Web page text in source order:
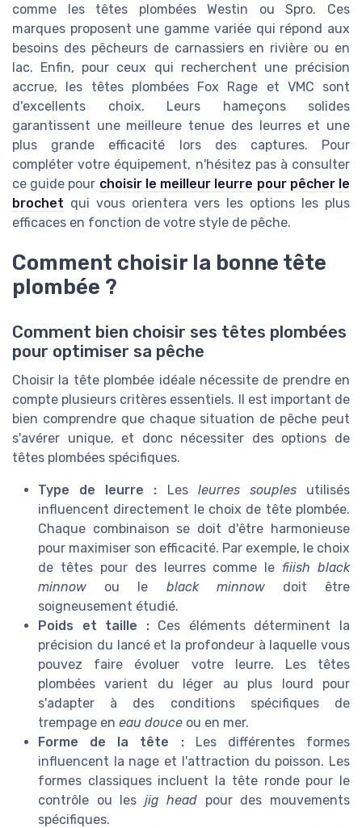
comme les têtes plombées Westin ou Spro. Ces
marques proposent une gamme variée qui répond aux
besoins des pêcheurs de carnassiers en rivière ou en
lac. Enfin, pour ceux qui recherchent une précision
accrue, les têtes plombées Fox Rage et VMC sont
d'excellents choix. Leurs hameçons solides
garantissent une meilleure tenue des leurres et une
plus grande efficacité lors des captures. Pour
compléter votre équipement, n'hésitez pas à consulter
ce guide pour choisir le meilleur leurre pour pêcher le
brochet qui vous orientera vers les options les plus
efficaces en fonction de votre style de pêche.
Comment choisir la bonne tête
plombée ?
Comment bien choisir ses têtes plombées
pour optimiser sa pêche
Choisir la tête plombée idéale nécessite de prendre en
compte plusieurs critères essentiels. Il est important de
bien comprendre que chaque situation de pêche peut
s'avérer unique, et donc nécessiter des options de
têtes plombées spécifiques.
Type de leurre : Les leurres souplesutilisés
influencent directement le choix de tête plombée.
Chaque combinaison se doit d'être harmonieuse
pour maximiser son efficacité. Par exemple, le choix
de têtes pour des leurres comme le fiiish black
minnow ou le black minnowdoit être
soigneusement étudié.
Poids et taille :Ces éléments déterminent la
précision du lancé et la profondeur à laquelle vous
pouvez faire évoluer votre leurre. Les têtes
plombées varient du léger au plus lourd pour
s'adapter à des conditions spécifiques de
trempage en eau douce ou en mer.
Forme de la tête :Les différentes formes
influencent la nage et l'attraction du poisson. Les
formes classiques incluent la tête ronde pour le
contrôle ou les jig head pour des mouvements
spécifiques.